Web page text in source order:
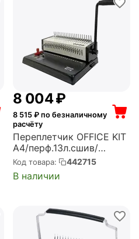
8 004₽
8 515₽ по безналичному
расчёту
Переплетчик OFFICE KIT
A4/перф.13л.сшив/
макс.450л./
пластик.пруж. (4.5-
45мм) (B2116)
Код товара: 442715
В наличии